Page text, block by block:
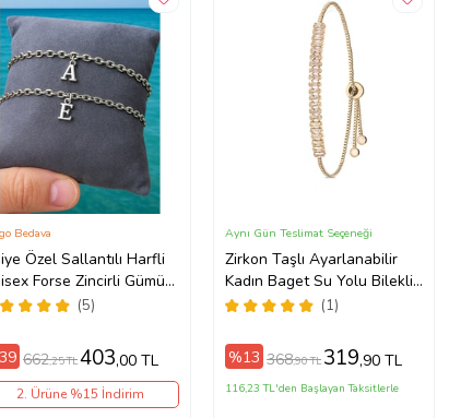
Özel Sallantılı Harfli
Forse Zincirli Gümüş
Çift Bilekliği eck09c
(5)
Bedava
662,25 TL403,00 TL
2. Ürüne %15 İndirim
Zirkon Taşlı Ayarlanabilir
Kadın Baget Su Yolu Bileklik
(Gold)
(1)
Aynı Gün Teslimat Seçeneği
%13 368,90 TL 319,90 TL
116,23 TL'den Başlayan Taksitlerle